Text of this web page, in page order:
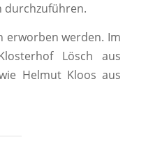
durchzuführen.
erworben werden. Im
Lösch aus
Helmut Kloos aus